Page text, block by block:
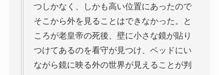
つしかなく、しかも高い位置にあったので
そこから外を見ることはできなかった。と
ころが老皇帝の死後、壁に小さな鏡が貼り
つけてあるのを看守が見つけ、ベッドにい
ながら鏡に映る外の世界が見えることが判